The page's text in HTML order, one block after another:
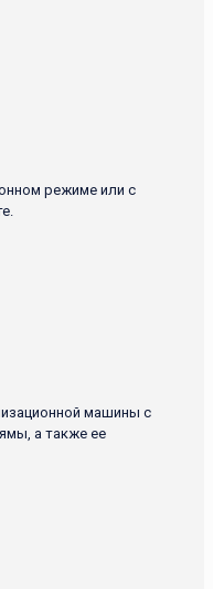
режиме или с
машины с
а также ее